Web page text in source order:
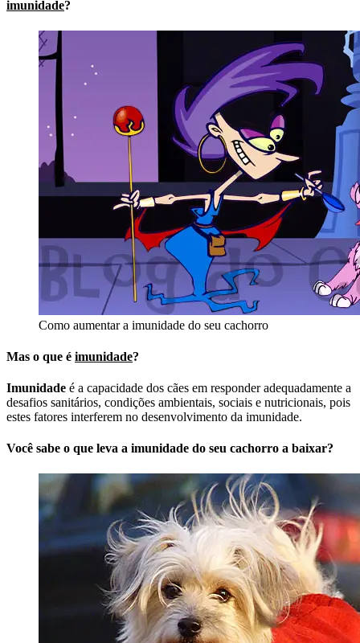
imunidade?
Como aumentar a imunidade do seu cachorro
Mas o que é imunidade?
Imunidade é a capacidade dos cães em responder adequadamente a
desafios sanitários, condições ambientais, sociais e nutricionais, pois
estes fatores interferem no desenvolvimento da imunidade.
Você sabe o que leva a imunidade do seu cachorro a baixar?